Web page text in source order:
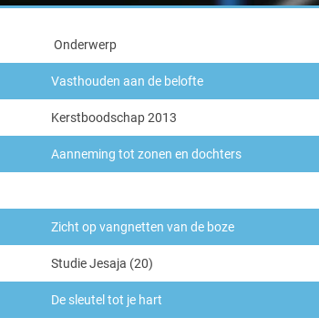
Onderwerp
Vasthouden aan de belofte
Kerstboodschap 2013
Aanneming tot zonen en dochters
Zicht op vangnetten van de boze
Studie Jesaja (20)
De sleutel tot je hart